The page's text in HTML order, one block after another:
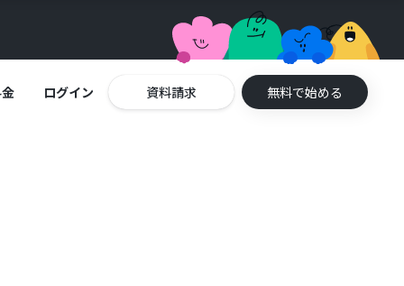
ログイン 資料請求 無料で始める